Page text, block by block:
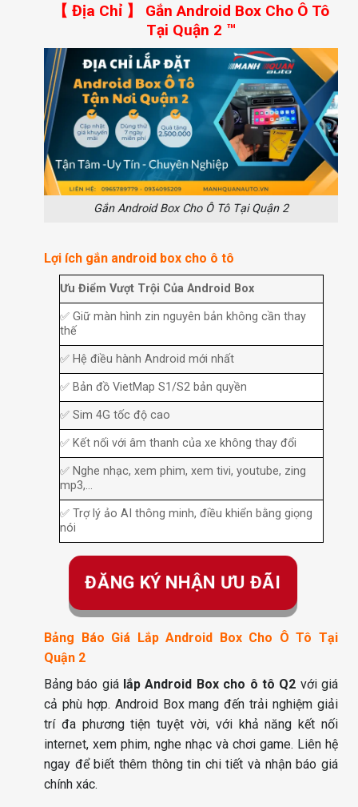
【 Địa Chỉ 】 Gắn Android Box Cho Ô Tô
Tại Quận 2 ™
Gắn Android Box Cho Ô Tô Tại Quận 2
Lợi ích gắn android box cho ô tô
Ưu Điểm Vượt Trội Của Android Box
✅ Giữ màn hình zin nguyên bản không cần thay
thế
✅ Hệ điều hành Android mới nhất
✅ Bản đồ VietMap S1/S2 bản quyền
✅ Sim 4G tốc độ cao
✅ Kết nối với âm thanh của xe không thay đổi
✅ Nghe nhạc, xem phim, xem tivi, youtube, zing
mp3,…
✅ Trợ lý ảo AI thông minh, điều khiển bằng giọng
nói
ĐĂNG KÝ NHẬN ƯU ĐÃI
Bảng Báo Giá Lắp Android Box Cho Ô Tô Tại
Quận 2
Bảng báo giálắp Android Box cho ô tô Q2 với giá
cả phù hợp. Android Box mang đến trải nghiệm giải
trí đa phương tiện tuyệt vời, với khả năng kết nối
internet, xem phim, nghe nhạc và chơi game. Liên hệ
ngay để biết thêm thông tin chi tiết và nhận báo giá
chính xác.